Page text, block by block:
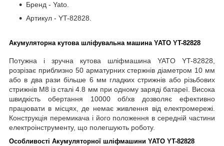
Бренд - Yato.
Артикул - YT-82828.
Акумуляторна кутова шліфувальна машина YATO YT-82828
Потужна і зручна кутова шліфмашина YATO YT-82828,
розрізає приблизно 50 арматурних стержнів діаметром 10 мм
або в два рази більше 6 мм гладких стрижнів або різьбових
стрижнів M8 із сталі 4.8 мм при одному заряді батареї. Висока
швидкість обертання 10000 об/хв дозволяє ефективно
працювати в місцях, де немає живлення від електромережі.
Конструкція перемикача і його положення в середній частини
електроінструменту, що полегшують роботу.
Особливості Акумуляторної шліфмашини YATO YT-82828